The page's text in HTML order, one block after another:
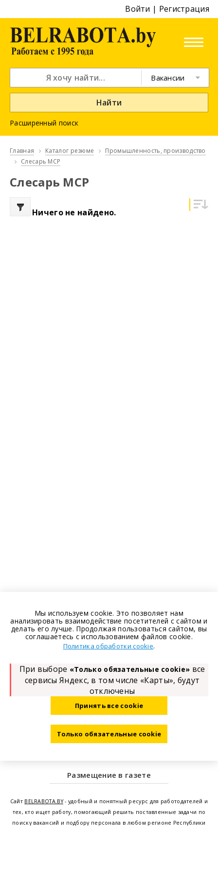
Войти | Регистрация
Вакансии
Найти
Расширенный поиск
Главная Каталог резюме
Промышленность, производство
Слесарь МСР
Слесарь МСР
Ничего не найдено.
Размещение в газете
Сайт BELRABOTA.BY- удобный и понятный ресурс для работодателей и
тех, кто ищет работу, помогающий решить поставленные задачи по
поиску вакансий и подбору персонала в любом регионе Республики
Мы используем cookie. Это позволяет нам
анализировать взаимодействие посетителей с сайтом и
делать его лучше. Продолжая пользоваться сайтом, вы
соглашаетесь с использованием файлов cookie.
Политика обработки cookie.
При выборе «Только обязательные cookie» все
сервисы Яндекс, в том числе «Карты», будут
отключены
Принять все cookie
Только обязательные cookie